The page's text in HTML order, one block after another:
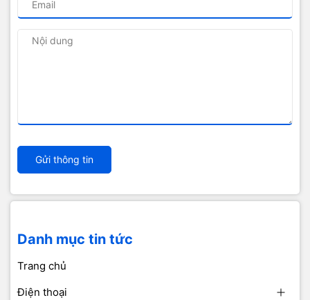
Gửi thông tin
Danh mục tin tức
Trang chủ
Điện thoại